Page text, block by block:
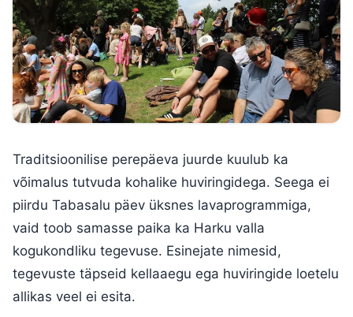
Traditsioonilise perepäeva juurde kuulub ka
võimalus tutvuda kohalike huviringidega. Seega ei
piirdu Tabasalu päev üksnes lavaprogrammiga,
vaid toob samasse paika ka Harku valla
kogukondliku tegevuse. Esinejate nimesid,
tegevuste täpseid kellaaegu ega huviringide loetelu
allikas veel ei esita.